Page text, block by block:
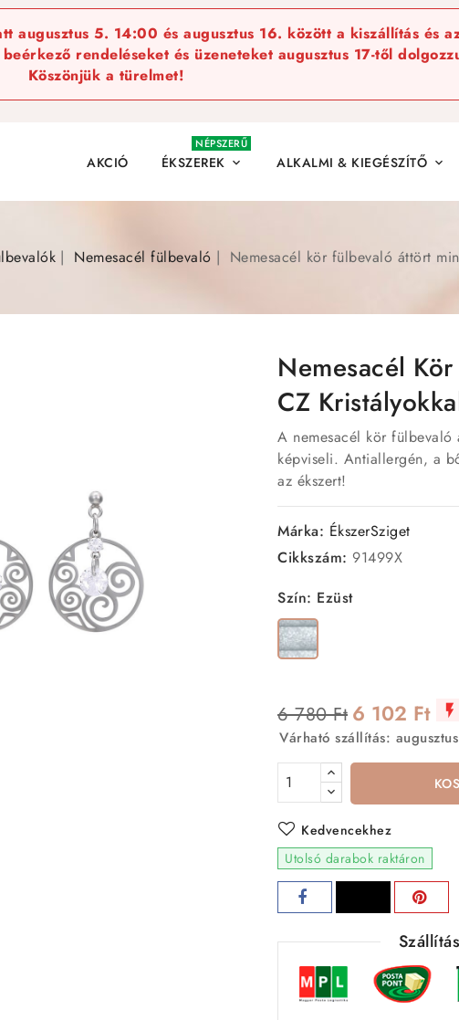
augusztus 5. 14:00 és augusztus 16. között a kiszállítás és
rendeléseket és üzeneteket augusztus 17-től
Köszönjük a türelmet!
AKCIÓ ÉKSZEREK 
NÉPSZERŰ
ALKALMI & KIEGÉSZÍTŐ 
Nemesacél fülbevaló Nemesacél kör fülbevaló áttört
Nemesacél
CZ
A nemesacél kör
képviseli. Antiallergén, a
az ékszert!
Márka: ÉkszerSziget
Cikkszám: 91499X
Szín: Ezüst
Ezüst
6 780 Ft 6 102 Ft 
Várható szállítás:
Kedvencekhez
Utolsó darabok raktáron